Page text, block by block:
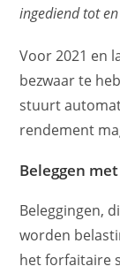
ingediend tot
Voor 2021 en
bezwaar te
stuurt
rendement
Beleggen
Beleggingen,
worden
het forfaitaire